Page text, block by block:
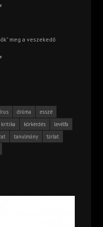
meg a veszekedő
dráma
esszé
kritika körkérdés
levélfa
tanulmány
tárlat